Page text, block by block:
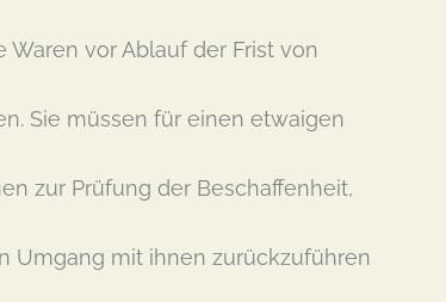
Waren vor Ablauf der Frist von
Sie müssen für einen etwaigen
zur Prüfung der Beschaffenheit,
Umgang mit ihnen zurückzuführen